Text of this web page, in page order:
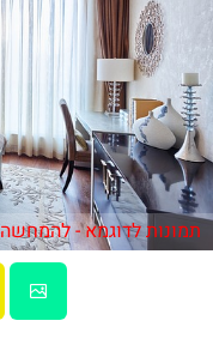
תמונות לדוגמא -